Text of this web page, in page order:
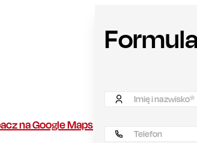
na Google Maps